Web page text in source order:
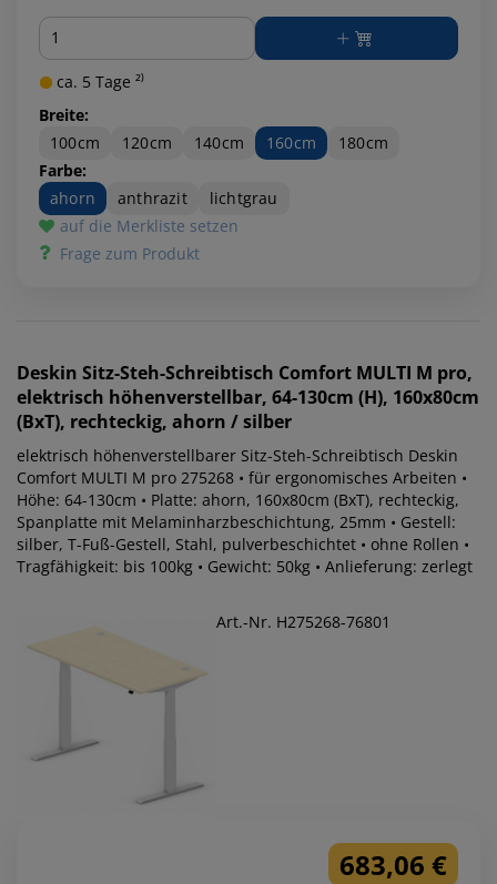
Menge
ca. 5 Tage ²⁾
Breite:
100cm
120cm 140cm 160cm
180cm
Farbe:
ahorn
anthrazit
lichtgrau
auf die Merkliste setzen
Frage zum Produkt
Deskin Sitz-Steh-Schreibtisch Comfort MULTI M pro,
elektrisch höhenverstellbar, 64-130cm (H), 160x80cm
(BxT), rechteckig, ahorn / silber
elektrisch höhenverstellbarer Sitz-Steh-Schreibtisch Deskin
Comfort MULTI M pro 275268 • für ergonomisches Arbeiten •
Höhe: 64-130cm • Platte: ahorn, 160x80cm (BxT), rechteckig,
Spanplatte mit Melaminharzbeschichtung, 25mm • Gestell:
silber, T-Fuß-Gestell, Stahl, pulverbeschichtet • ohne Rollen •
Tragfähigkeit: bis 100kg • Gewicht: 50kg • Anlieferung: zerlegt
Art.-Nr. H275268-76801
683,06 €